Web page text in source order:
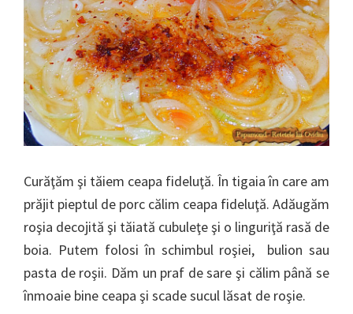
Curăţăm şi tăiem ceapa fideluţă. În tigaia în care am
prăjit pieptul de porc călim ceapa fideluţă. Adăugăm
roşia decojită şi tăiată cubuleţe şi o linguriţă rasă de
boia. Putem folosi în schimbul roşiei, bulion sau
pasta de roşii. Dăm un praf de sare şi călim până se
înmoaie bine ceapa şi scade sucul lăsat de roşie.